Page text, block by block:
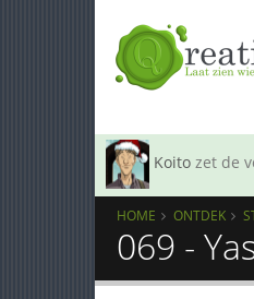
Koito zet de
HOME ONTDEK
069 -